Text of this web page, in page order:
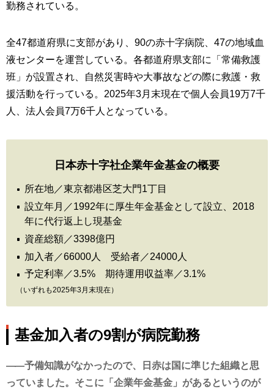
勤務されている。
全47都道府県に支部があり、90の赤十字病院、47の地域血
液センターを運営している。各都道府県支部に「常備救護
班」が設置され、自然災害時や大事故などの際に救護・救
援活動を行っている。2025年3月末現在で個人会員19万7千
人、法人会員7万6千人となっている。
日本赤十字社企業年金基金の概要
所在地／東京都港区芝大門1丁目
設立年月／1992年に厚生年金基金として設立、2018
年に代行返上し現基金
資産総額／3398億円
加入者／66000人 受給者／24000人
予定利率／3.5% 期待運用収益率／3.1%
（いずれも2025年3月末現在）
基金加入者の9割が病院勤務
予備知識がなかったので、日赤は国に準じた組織と思
っていました。そこに「企業年金基金」があるというのが